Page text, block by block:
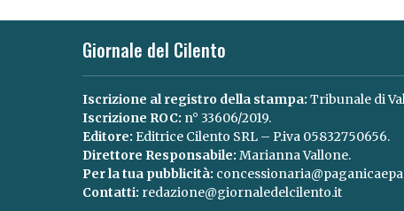
Giornale del Cilento
Iscrizione al registro della stampa: Tribunale di
Iscrizione ROC: n° 33606/2019.
Editore: Editrice Cilento SRL – P.iva 05832750656.
Direttore Responsabile: Marianna Vallone.
Per la tua pubblicità:
Contatti: redazione@giornaledelcilento.it